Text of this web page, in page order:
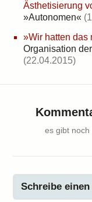
Ästhetisierung
»Autonomen«
»Wir hatten das
Organisation
(22.04.2015)
es gibt noch
Schreibe